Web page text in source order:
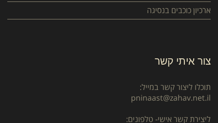
ארכיון כוכבים בנסיגה
צור איתי קשר
תוכלו ליצור קשר במייל:
pninaast@zahav.net.il
ליצירת קשר אישי- טלפונים: